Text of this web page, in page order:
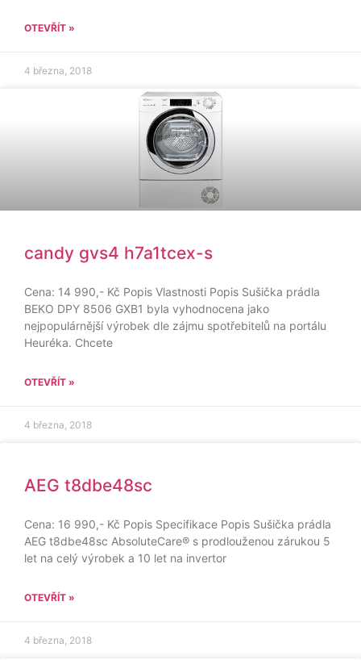
OTEVŘÍT »
4 března, 2018
candy gvs4 h7a1tcex-s
Cena: 14 990,- Kč Popis Vlastnosti Popis Sušička prádla
BEKO DPY 8506 GXB1 byla vyhodnocena jako
nejpopulárnější výrobek dle zájmu spotřebitelů na portálu
Heuréka. Chcete
OTEVŘÍT »
4 března, 2018
AEG t8dbe48sc
Cena: 16 990,- Kč Popis Specifikace Popis Sušička prádla
AEG t8dbe48sc AbsoluteCare® s prodlouženou zárukou 5
let na celý výrobek a 10 let na invertor
OTEVŘÍT »
4 března, 2018